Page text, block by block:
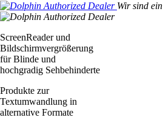
Wir sind
ScreenReader und
Bildschirmvergrößerung
für Blinde und
hochgradig Sehbehinderte
Produkte zur
Textumwandlung in
alternative Formate